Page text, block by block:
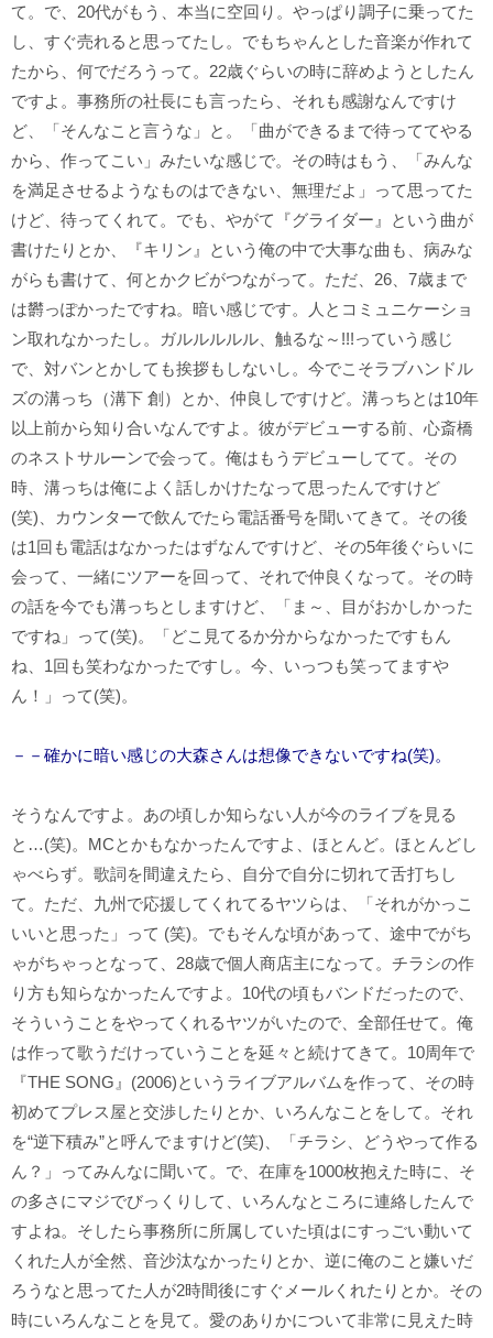
て。で、20代がもう、本当に空回り。やっぱり調子に乗ってた
し、すぐ売れると思ってたし。でもちゃんとした音楽が作れて
たから、何でだろうって。22歳ぐらいの時に辞めようとしたん
ですよ。事務所の社長にも言ったら、それも感謝なんですけ
ど、「そんなこと言うな」と。「曲ができるまで待っててやる
から、作ってこい」みたいな感じで。その時はもう、「みんな
を満足させるようなものはできない、無理だよ」って思ってた
けど、待ってくれて。でも、やがて『グライダー』という曲が
書けたりとか、『キリン』という俺の中で大事な曲も、病みな
がらも書けて、何とかクビがつながって。ただ、26、7歳まで
は欝っぽかったですね。暗い感じです。人とコミュニケーショ
ン取れなかったし。ガルルルルル、触るな～!!!っていう感じ
で、対バンとかしても挨拶もしないし。今でこそラブハンドル
ズの溝っち（溝下 創）とか、仲良しですけど。溝っちとは10年
以上前から知り合いなんですよ。彼がデビューする前、心斎橋
のネストサルーンで会って。俺はもうデビューしてて。その
時、溝っちは俺によく話しかけたなって思ったんですけど
(笑)、カウンターで飲んでたら電話番号を聞いてきて。その後
は1回も電話はなかったはずなんですけど、その5年後ぐらいに
会って、一緒にツアーを回って、それで仲良くなって。その時
の話を今でも溝っちとしますけど、「ま～、目がおかしかった
ですね」って(笑)。「どこ見てるか分からなかったですもん
ね、1回も笑わなかったですし。今、いっつも笑ってますや
ん！」って(笑)。
－－確かに暗い感じの大森さんは想像できないですね(笑)。
そうなんですよ。あの頃しか知らない人が今のライブを見る
と…(笑)。MCとかもなかったんですよ、ほとんど。ほとんどし
ゃべらず。歌詞を間違えたら、自分で自分に切れて舌打ちし
て。ただ、九州で応援してくれてるヤツらは、「それがかっこ
いいと思った」って (笑)。でもそんな頃があって、途中でがち
ゃがちゃっとなって、28歳で個人商店主になって。チラシの作
り方も知らなかったんですよ。10代の頃もバンドだったので、
そういうことをやってくれるヤツがいたので、全部任せて。俺
は作って歌うだけっていうことを延々と続けてきて。10周年で
『THE SONG』(2006)というライブアルバムを作って、その時
初めてプレス屋と交渉したりとか、いろんなことをして。それ
を“逆下積み”と呼んでますけど(笑)、「チラシ、どうやって作る
ん？」ってみんなに聞いて。で、在庫を1000枚抱えた時に、そ
の多さにマジでびっくりして、いろんなところに連絡したんで
すよね。そしたら事務所に所属していた頃はにすっごい動いて
くれた人が全然、音沙汰なかったりとか、逆に俺のこと嫌いだ
ろうなと思ってた人が2時間後にすぐメールくれたりとか。その
時にいろんなことを見て。愛のありかについて非常に見えた時